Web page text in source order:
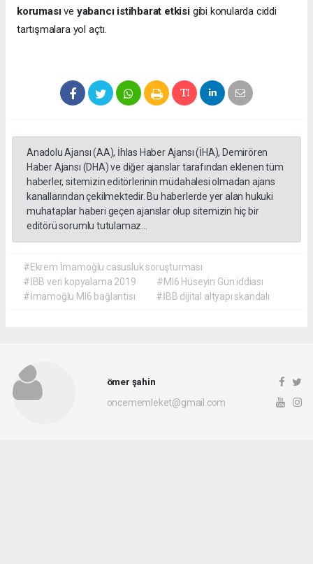
korumasıve yabancı istihbarat etkisigibi konularda ciddi
tartışmalara yol açtı.
Anadolu Ajansı (AA), İhlas Haber Ajansı (İHA), Demirören
Haber Ajansı (DHA) ve diğer ajanslar tarafından eklenen tüm
haberler, sitemizin editörlerinin müdahalesi olmadan ajans
kanallarından çekilmektedir. Bu haberlerde yer alan hukuki
muhataplar haberi geçen ajanslar olup sitemizin hiç bir
editörü sorumlu tutulamaz...
#Ekrem İmamoğlu casusluk soruşturması
#İBB veri kopyalama 2019
#MI6 Hüseyin Gün iddiası
#İmamoğlu MI6 bağlantısı
#İBB dijital altyapı skandalı
ömer şahin
oncememleket@gmail.com